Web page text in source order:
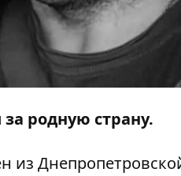
родную страну.
из